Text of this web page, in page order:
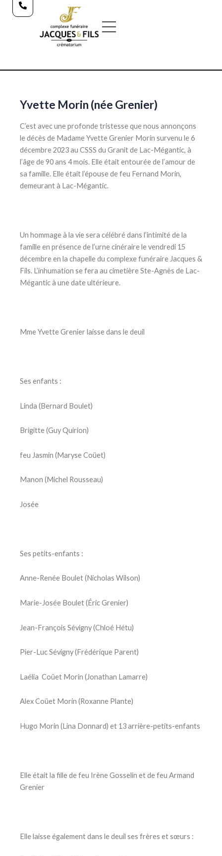
Yvette Morin (née Grenier)
C’est avec une profonde tristesse que nous annonçons
le décès de Madame Yvette Grenier Morin survenu le 6
décembre 2023 au CSSS du Granit de Lac-Mégantic, à
l’âge de 90 ans 4 mois. Elle était entourée de l’amour de
sa famille. Elle était l’épouse de feu Fernand Morin,
demeurant à Lac-Mégantic.
Un hommage à la vie sera célébré dans l’intimité de la
famille en présence de l’urne cinéraire le vendredi 15
décembre en la chapelle du complexe funéraire Jacques &
Fils. L’inhumation se fera au cimetière Ste-Agnès de Lac-
Mégantic à une date ultérieure.
Mme Yvette Grenier laisse dans le deuil
Ses enfants :
Linda (Bernard Boulet)
Brigitte (Guy Quirion)
feu Jasmin (Maryse Coüet)
Manon (Michel Rousseau)
Josée
Ses petits-enfants :
Anne-Renée Boulet (Nicholas Wilson)
Marie-Josée Boulet (Éric Grenier)
Jean-François Sévigny (Chloé Hétu)
Pier-Luc Sévigny (Frédérique Parent)
Laélia Coüet Morin (Jonathan Lamarre)
Alex Coüet Morin (Roxanne Plante)
Hugo Morin (Lina Donnard) et 13 arrière-petits-enfants
Elle était la fille de feu Irène Gosselin et de feu Armand
Grenier
Elle laisse également dans le deuil ses frères et sœurs :